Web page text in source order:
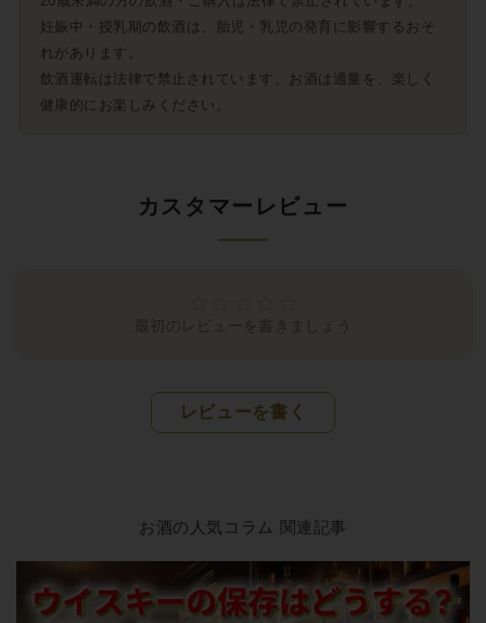
妊娠中・授乳期の飲酒は、胎児・乳児の発育に影響するおそ
れがあります。
飲酒運転は法律で禁止されています。お酒は適量を、楽しく
健康的にお楽しみください。
カスタマーレビュー
最初のレビューを書きましょう
レビューを書く
お酒の人気コラム 関連記事